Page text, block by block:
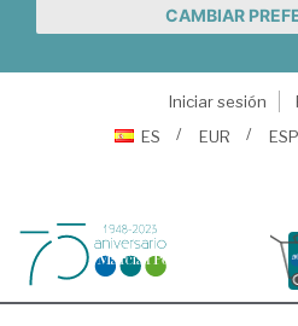
CAMBIAR
Iniciar sesión
ES
EUR